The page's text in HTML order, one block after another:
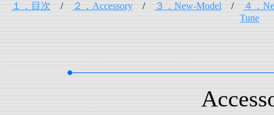
１．目次/２．Accessory/３．New-Model/４．
Tune